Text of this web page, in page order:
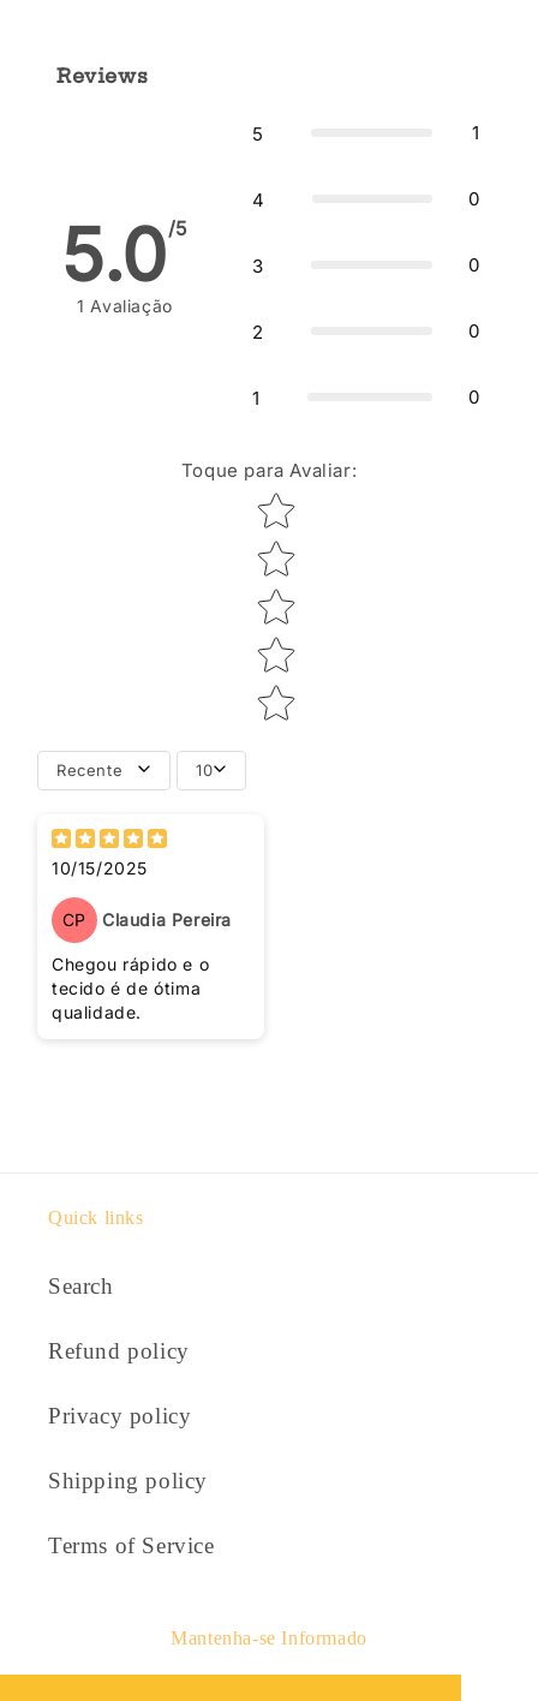
Reviews
5.0/5
1 Avaliação
5 1
4 0
3 0
2 0
1 0
Toque para Avaliar:
Star rating
Recente 10
10/15/2025
CP Claudia Pereira
Chegou rápido e o
tecido é de ótima
qualidade.
Quick links
Search
Refund policy
Privacy policy
Shipping policy
Terms of Service
Mantenha-se Informado